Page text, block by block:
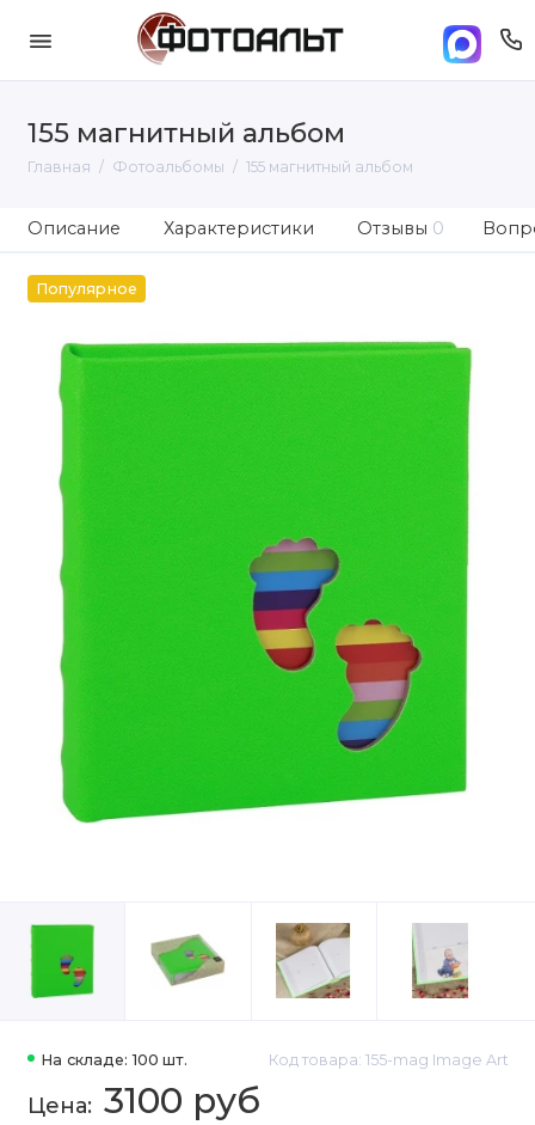
155 магнитный альбом
Главная Фотоальбомы 155 магнитный альбом
Описание Характеристики Отзывы 0
Популярное
На складе: 100 шт. Код товара: 155-mag Image Art
3100 руб